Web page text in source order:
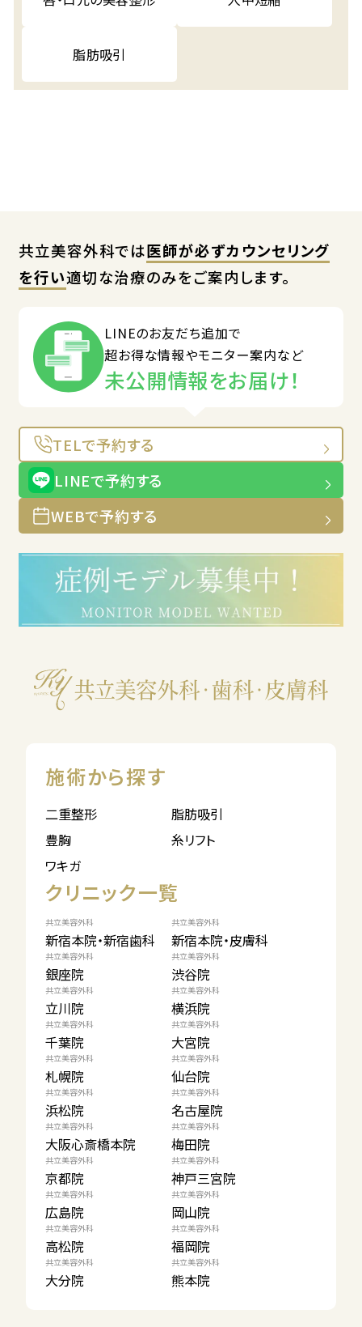
脂肪吸引
共立美容外科では医師が必ずカウンセリング
を行い適切な治療のみをご案内します。
LINEのお友だち追加で
超お得な情報やモニター案内など
未公開情報をお届け！
TELで予約する
LINEで予約する
WEBで予約する
施術から探す
二重整形
脂肪吸引
豊胸
糸リフト
ワキガ
クリニック一覧
共立美容外科
新宿本院・新宿歯科
共立美容外科
新宿本院・皮膚科
共立美容外科
銀座院
共立美容外科
渋谷院
共立美容外科
立川院
共立美容外科
横浜院
共立美容外科
千葉院
共立美容外科
大宮院
共立美容外科
札幌院
共立美容外科
仙台院
共立美容外科
浜松院
共立美容外科
名古屋院
共立美容外科
大阪心斎橋本院
共立美容外科
梅田院
共立美容外科
京都院
共立美容外科
神戸三宮院
共立美容外科
広島院
共立美容外科
岡山院
共立美容外科
高松院
共立美容外科
福岡院
共立美容外科
大分院
共立美容外科
熊本院